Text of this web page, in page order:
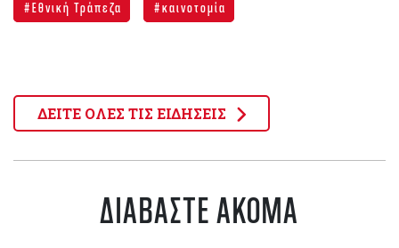
Εθνική Τράπεζα καινοτομία
ΔΕΙΤΕ ΟΛΕΣ ΤΙΣ ΕΙΔΗΣΕΙΣ
ΔΙΑΒΑΣΤΕ ΑΚΟΜΑ